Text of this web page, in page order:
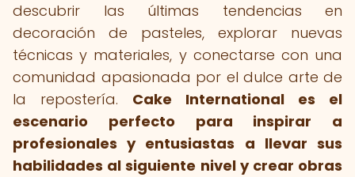
descubrir las últimas tendencias en
decoración de pasteles, explorar nuevas
técnicas y materiales, y conectarse con una
comunidad apasionada por el dulce arte de
la repostería. Cake International es el
escenario perfecto para inspirar a
profesionales y entusiastas a llevar sus
habilidades al siguiente nivel y crear obras